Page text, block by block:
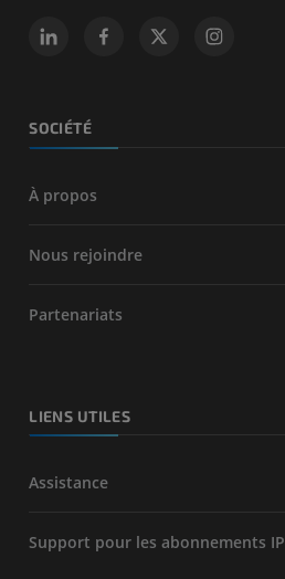
SOCIÉTÉ
À propos
Nous rejoindre
Partenariats
LIENS UTILES
Assistance
Support pour les abonnements IP